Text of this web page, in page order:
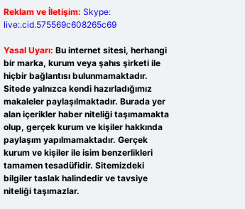
Reklam ve İletişim: Skype:
live:.cid.575569c608265c69
Yasal Uyarı: Bu internet sitesi, herhangi
bir marka, kurum veya şahıs şirketi ile
hiçbir bağlantısı bulunmamaktadır.
Sitede yalnızca kendi hazırladığımız
makaleler paylaşılmaktadır. Burada yer
alan içerikler haber niteliği taşımamakta
olup, gerçek kurum ve kişiler hakkında
paylaşım yapılmamaktadır. Gerçek
kurum ve kişiler ile isim benzerlikleri
tamamen tesadüfidir. Sitemizdeki
bilgiler taslak halindedir ve tavsiye
niteliği taşımazlar.